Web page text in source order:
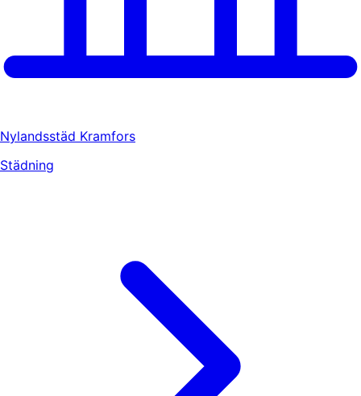
Nylandsstäd Kramfors
Städning